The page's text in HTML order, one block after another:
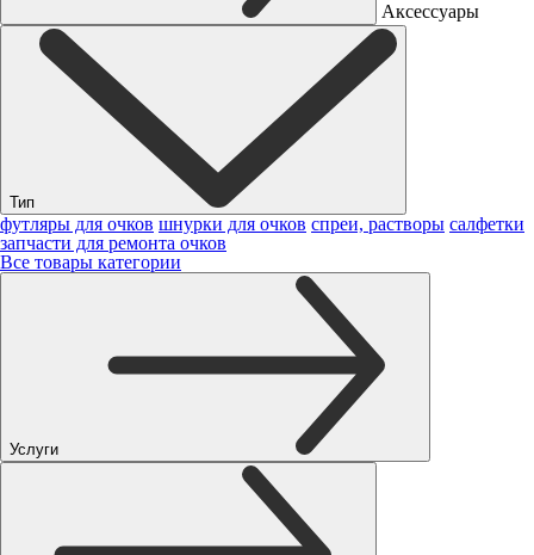
Аксессуары
Тип
футляры для очков шнурки для очков спреи, растворы салфетки
запчасти для ремонта очков
Все товары категории
Услуги